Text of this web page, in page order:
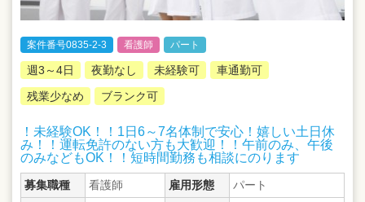
案件番号0835-2-3 看護師 パート
週3～4日 夜勤なし 未経験可
車通勤可
残業少なめ
ブランク可
！未経験OK！！1日6～7名体制で安心！嬉しい土日休
み！！運転免許のない方も大歓迎！！午前のみ、午後
のみなどもOK！！短時間勤務も相談にのります
募集職種 看護師 雇用形態
パート